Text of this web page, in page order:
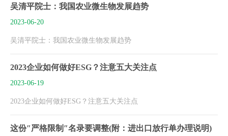
吴清平院士：我国农业微生物发展趋势
2023-06-20
吴清平院士：我国农业微生物发展趋势
2023企业如何做好ESG？注意五大关注点
2023-06-19
2023企业如何做好ESG？注意五大关注点
这份″严格限制″名录要调整(附：进出口放行单办理说明)